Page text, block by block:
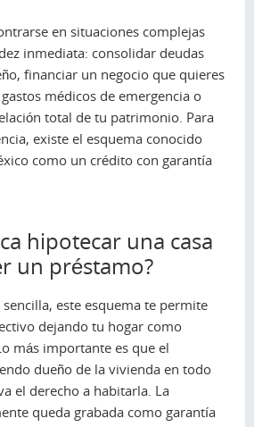
en situaciones complejas
inmediata: consolidar deudas
financiar un negocio que quieres
médicos de emergencia o
total de tu patrimonio. Para
existe el esquema conocido
como un crédito con garantía
hipotecar una casa
un préstamo?
este esquema te permite
dejando tu hogar como
más importante es que el
dueño de la vivienda en todo
el derecho a habitarla. La
queda grabada como garantía